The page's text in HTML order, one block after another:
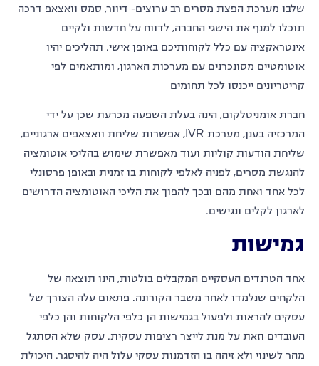
שלבו מערכת הפצת מסרים רב ערוצים- דיוור, סמס וואצאפ דרכה
תוכלו למנף את הישגי החברה, לדווח על חדשות ולקיים
אינטראקציה עם כלל לקוחותיכם באופן אישי. תהליכים יהיו
אוטומטיים מסונכרנים עם מערכות הארגון, ומותאמים לפי
קריטריונים ייכנסו לכל תחומים
חברת אומניטלקום, הינה בעלת השפעה מכרעת שכן על ידי
המרכזיה בענן, מערכת IVR, אפשרות שליחת וואצאפים ארגוניים,
שליחת הודעות קוליות ועוד מאפשרת שימוש בהליכי אוטומציה
להנגשת מסרים, לפניה לאלפי לקוחות בו זמנית ובאופן פרסונלי
לכל אחד ואחת מהם ובכך להפוך את הליכי האוטומציה הדרושים
לארגון לקלים ונגישים.
גמישות
אחד הטרנדים העסקיים המקבלים בולטות, הינו תוצאה של
הלקחים שנלמדו לאחר משבר הקורונה. פתאום עלה הצורך של
עסקים להראות ולפעול בגמישות הן כלפי הלקוחות והן כלפי
העובדים וזאת על מנת לייצר רציפות עסקית. עסק שלא הסתגל
מהר לשינוי ולא זיהה בו הזדמנות עסקי עלול היה להיסגר. היכולת